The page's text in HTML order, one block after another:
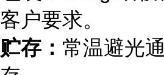
客户要求。
贮存： 常温避光